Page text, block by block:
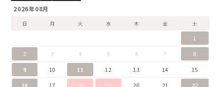
2026年08月
日 月 火 水 木 金
土
1
2 3 4 5 6 7 8
9 10 11 12 13 14 15
16 17 18 19 20 21 22